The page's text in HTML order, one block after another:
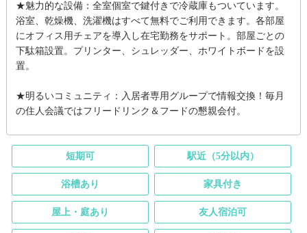
★魅力的な設備：全室個室で鍵付きで冷蔵庫もついています。
浴室、乾燥機、洗濯機はすべて無料でご利用できます。各部屋
にオフィス用チェアを導入し在宅勤務をサポート。部屋ごとの
下駄箱設置。プリンター、シュレッダー、ホワイトボードを設
置。
★明るいコミュニティ：入居者専用グループで情報交換！毎月
の住人会議ではフリードリンク＆フードの懇親会付。
短期可 駅近（5分以内）
浴槽あり 家具付き
屋上・庭あり 友人宿泊可